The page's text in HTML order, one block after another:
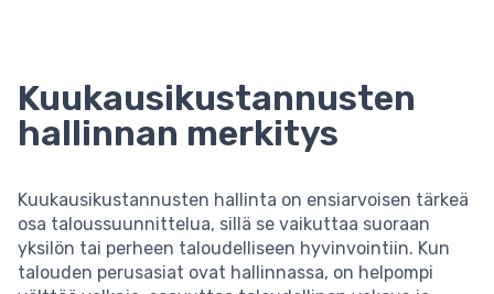
Kuukausikustannusten
hallinnan merkitys
Kuukausikustannusten hallinta on ensiarvoisen tärkeä
osa taloussuunnittelua, sillä se vaikuttaa suoraan
yksilön tai perheen taloudelliseen hyvinvointiin. Kun
talouden perusasiat ovat hallinnassa, on helpompi